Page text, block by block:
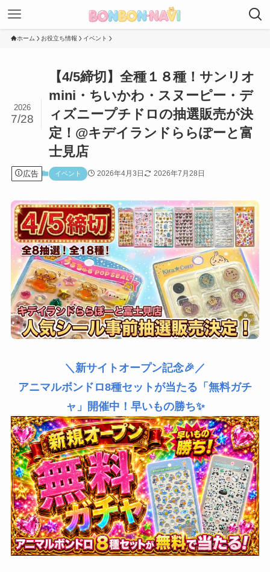
ホーム お役立ち情報 イベント
【4/5締切】全種１８種！サンリオ
mini・ちいかわ・スヌーピー・デ
ィズニープチドロの抽選販売が決
定！@キデイランドららぽーと富
士見店
2026
7/28
広告 イベント 2026年4月3日 2026年7月28日
＼新サイトオープン記念🎉／
アニマルボンドロ8種セットが当たる「無料ガチ
ャ」開催中！早いもの勝ち✨